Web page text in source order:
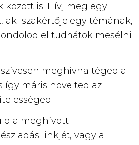
között is. Hívj meg egy
aki szakértője egy témának,
el tudnátok mesélni
meghívna téged a
így máris növelted az
a meghívott
adás linkjét, vagy a